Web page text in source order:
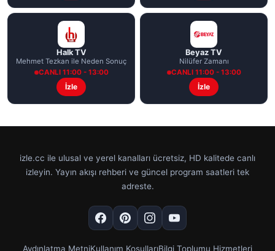
Halk TV
Mehmet Tezkan ile Neden Sonuç
CANLI 11:00 - 13:00
İzle
Beyaz TV
Nilüfer Zamanı
CANLI 11:00 - 13:00
İzle
izle.cc ile ulusal ve yerel kanalları ücretsiz, HD kalitede canlı
izleyin. Yayın akışı rehberi ve güncel program saatleri tek
adreste.
Aydınlatma MetniKullanım KoşullarıBilgi Toplumu Hizmetleri